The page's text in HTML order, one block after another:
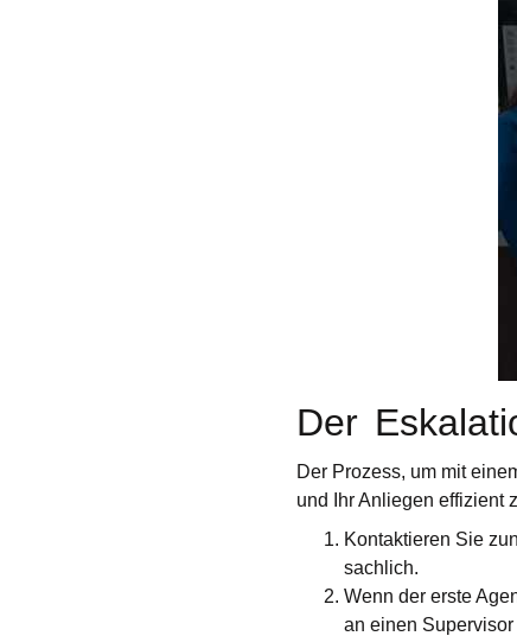
Der
Der Prozess, um mit
und Ihr Anliegen effizient
Kontaktieren Sie
sachlich.
Wenn der erste
an einen